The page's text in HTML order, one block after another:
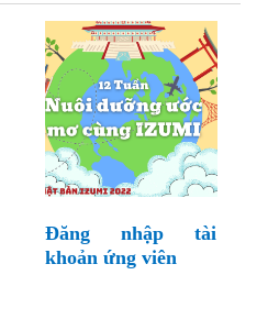
Đăng nhập tài
khoản ứng viên